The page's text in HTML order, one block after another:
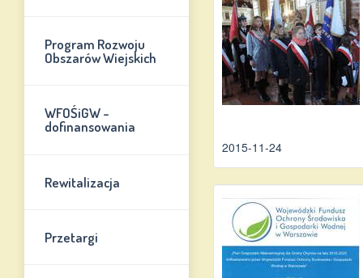
Program Rozwoju
Obszarów Wiejskich
WFOŚiGW -
dofinansowania
Rewitalizacja
Przetargi
2015-11-24